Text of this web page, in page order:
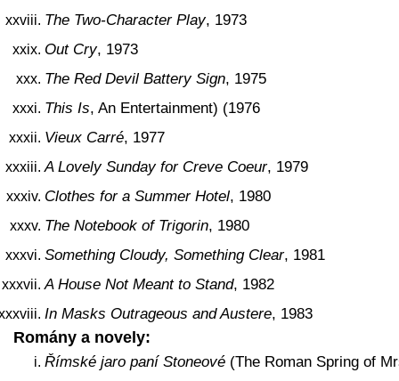
The Two-Character Play, 1973
Out Cry, 1973
The Red Devil Battery Sign, 1975
This Is, An Entertainment) (1976
Vieux Carré, 1977
A Lovely Sunday for Creve Coeur, 1979
Clothes for a Summer Hotel, 1980
The Notebook of Trigorin, 1980
Something Cloudy, Something Clear, 1981
A House Not Meant to Stand, 1982
In Masks Outrageous and Austere, 1983
Romány a novely:
Římské jaro paní Stoneové (The Roman Spring of